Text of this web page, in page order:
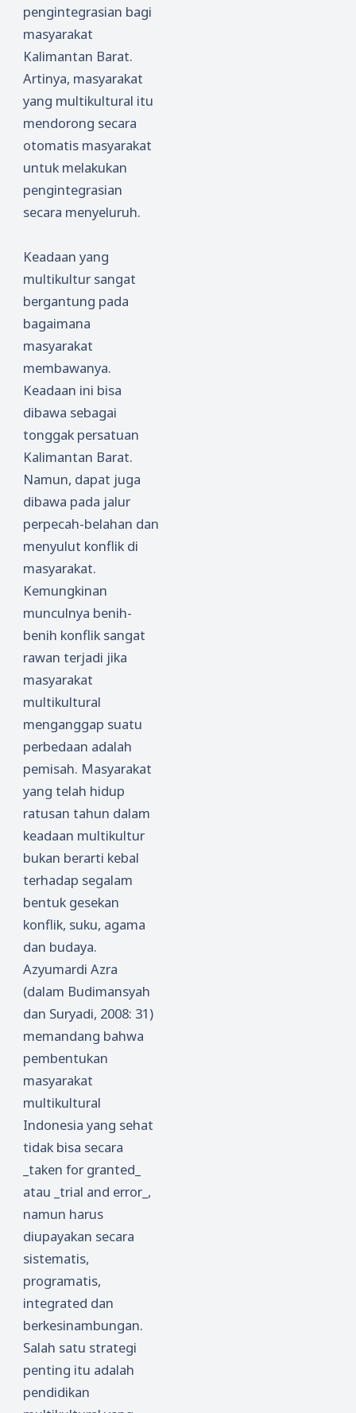
pengintegrasian bagi
masyarakat
Kalimantan Barat.
Artinya, masyarakat
yang multikultural itu
mendorong secara
otomatis masyarakat
untuk melakukan
pengintegrasian
secara menyeluruh.
Keadaan yang
multikultur sangat
bergantung pada
bagaimana
masyarakat
membawanya.
Keadaan ini bisa
dibawa sebagai
tonggak persatuan
Kalimantan Barat.
Namun, dapat juga
dibawa pada jalur
perpecah-belahan dan
menyulut konflik di
masyarakat.
Kemungkinan
munculnya benih-
benih konflik sangat
rawan terjadi jika
masyarakat
multikultural
menganggap suatu
perbedaan adalah
pemisah. Masyarakat
yang telah hidup
ratusan tahun dalam
keadaan multikultur
bukan berarti kebal
terhadap segalam
bentuk gesekan
konflik, suku, agama
dan budaya.
Azyumardi Azra
(dalam Budimansyah
dan Suryadi, 2008: 31)
memandang bahwa
pembentukan
masyarakat
multikultural
Indonesia yang sehat
tidak bisa secara
_taken for granted_
atau _trial and error_,
namun harus
diupayakan secara
sistematis,
programatis,
integrated dan
berkesinambungan.
Salah satu strategi
penting itu adalah
pendidikan